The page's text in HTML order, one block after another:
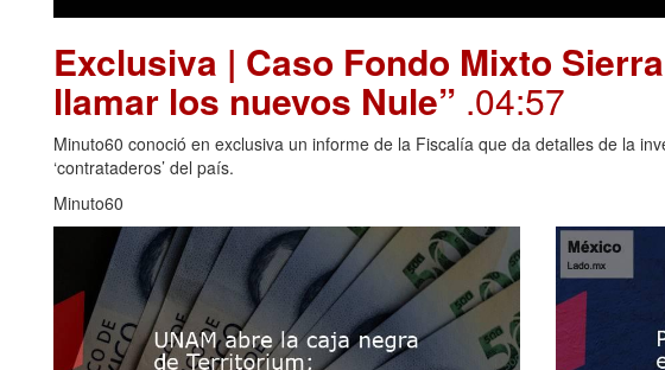
Exclusiva | Caso Fondo Mixto
llamar los nuevos Nule” .04:57
Minuto60 conoció en exclusiva un informe de la Fiscalía que da detalles de la
‘contrataderos’ del país.
Minuto60